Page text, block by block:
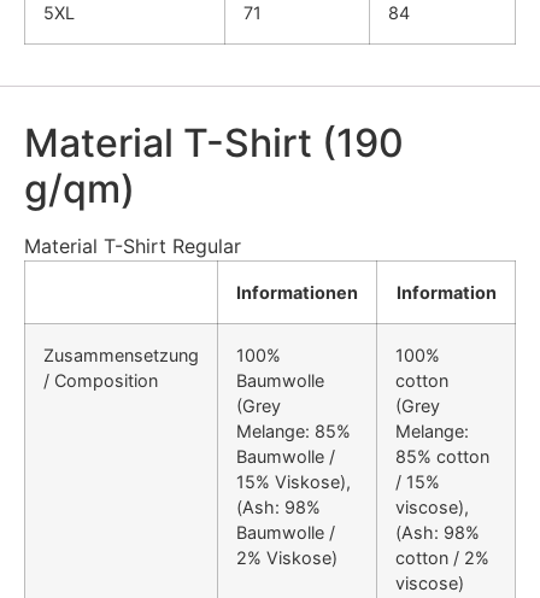
5XL 71 84
Material T-Shirt (190
g/qm)
Material T-Shirt Regular
Informationen Information
Zusammensetzung
/ Composition
100%
Baumwolle
(Grey
Melange: 85%
Baumwolle /
15% Viskose),
(Ash: 98%
Baumwolle /
2% Viskose)
100%
cotton
(Grey
Melange:
85% cotton
/ 15%
viscose),
(Ash: 98%
cotton / 2%
viscose)